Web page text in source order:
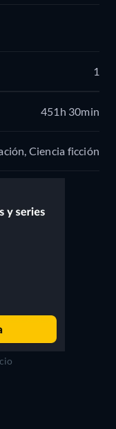
1
451h 30min
Ciencia ficción